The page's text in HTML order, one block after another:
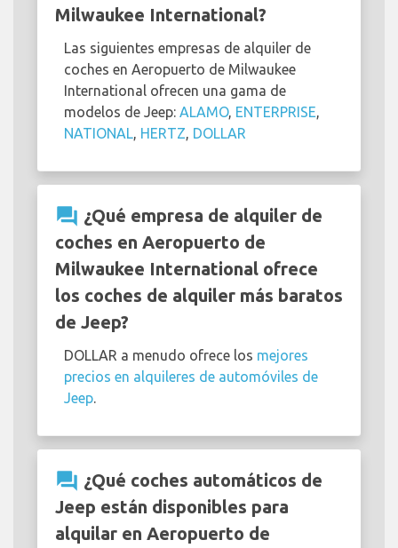
Milwaukee International?
Las siguientes empresas de alquiler de
coches en Aeropuerto de Milwaukee
International ofrecen una gama de
modelos de Jeep: ALAMO, ENTERPRISE
NATIONAL
HERTZ DOLLAR
question_answer ¿Qué empresa de alquiler de
coches en Aeropuerto de
Milwaukee International ofrece
los coches de alquiler más baratos
de Jeep?
DOLLAR a menudo ofrece los mejores
precios en alquileres de automóviles de
Jeep
question_answer ¿Qué coches automáticos de
Jeep están disponibles para
alquilar en Aeropuerto de